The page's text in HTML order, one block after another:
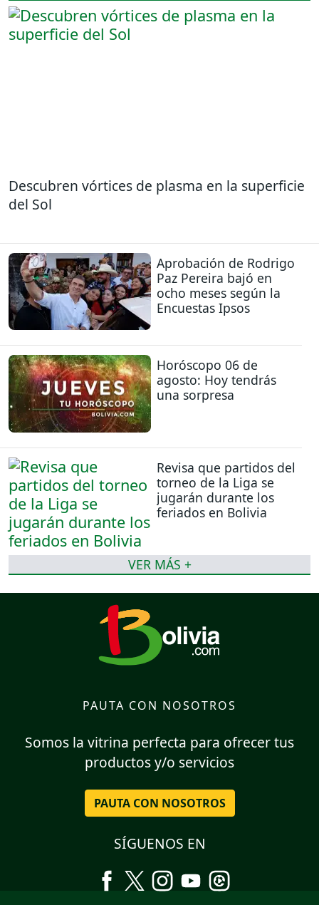
Descubren vórtices de plasma en la superficie
del Sol
Aprobación de Rodrigo
Paz Pereira bajó en
ocho meses según la
Encuestas Ipsos
Horóscopo 06 de
agosto: Hoy tendrás
una sorpresa
Revisa que partidos del
torneo de la Liga se
jugarán durante los
feriados en Bolivia
VER MÁS +
PAUTA CON NOSOTROS
Somos la vitrina perfecta para ofrecer tus
productos y/o servicios
PAUTA CON NOSOTROS
SÍGUENOS EN